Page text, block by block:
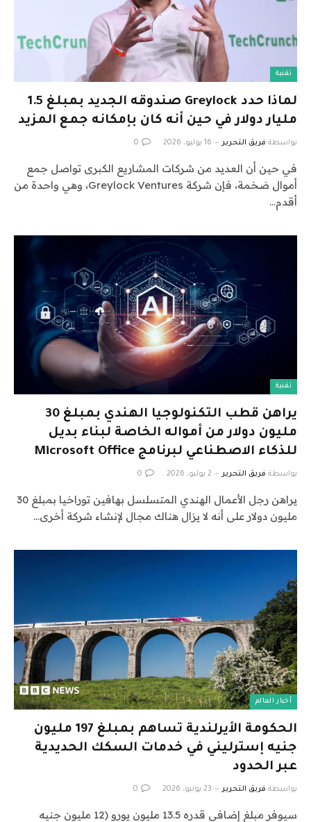
تقنية
لماذا حدد Greylock صندوقه الجديد بمبلغ 1.5
مليار دولار في حين أنه كان بإمكانه جمع المزيد
بواسطة فريق التحرير 16 يوليو، 2026 0
في حين أن العديد من شركات المشاريع الكبرى تواصل جمع
أموال ضخمة، فإن شركة Greylock Ventures، وهي واحدة من
أقدم…
تقنية
يراهن قطب التكنولوجيا الهندي بمبلغ 30
مليون دولار من أمواله الخاصة لبناء بديل
للذكاء الاصطناعي لبرنامج Microsoft Office
بواسطة فريق التحرير 2 يوليو، 2026 0
يراهن رجل الأعمال الهندي المتسلسل بهافين توراخيا بمبلغ 30
مليون دولار على أنه لا يزال هناك مجال لإنشاء شركة أخرى…
أخبار العالم
الحكومة الأيرلندية تساهم بمبلغ 197 مليون
جنيه إسترليني في خدمات السكك الحديدية
عبر الحدود
بواسطة فريق التحرير 23 يونيو، 2026 0
سيوفر مبلغ إضافي قدره 13.5 مليون يورو (12 مليون جنيه